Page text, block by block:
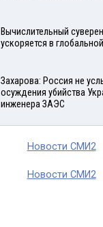
Вычислительный
ускоряется в
Захарова: Россия не
осуждения убийства
инженера ЗАЭС
Новости СМИ2
Новости СМИ2